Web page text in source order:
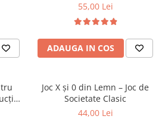
55,00 Lei
ADAUGA IN COS
Joc X și 0 din Lemn – Joc de
Societate Clasic
44,00 Lei